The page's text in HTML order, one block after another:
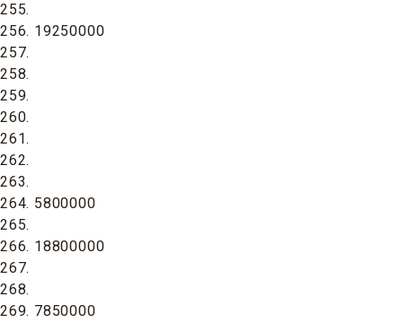
255.
256. 19250000
257.
258.
259.
260.
261.
262.
263.
264. 5800000
265.
266. 18800000
267.
268.
269. 7850000